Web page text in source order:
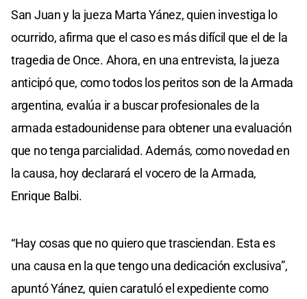
San Juan y la jueza Marta Yánez, quien investiga lo
ocurrido, afirma que el caso es más difícil que el de la
tragedia de Once. Ahora, en una entrevista, la jueza
anticipó que, como todos los peritos son de la Armada
argentina, evalúa ir a buscar profesionales de la
armada estadounidense para obtener una evaluación
que no tenga parcialidad. Además, como novedad en
la causa, hoy declarará el vocero de la Armada,
Enrique Balbi.
“Hay cosas que no quiero que trasciendan. Esta es
una causa en la que tengo una dedicación exclusiva”,
apuntó Yánez, quien caratuló el expediente como